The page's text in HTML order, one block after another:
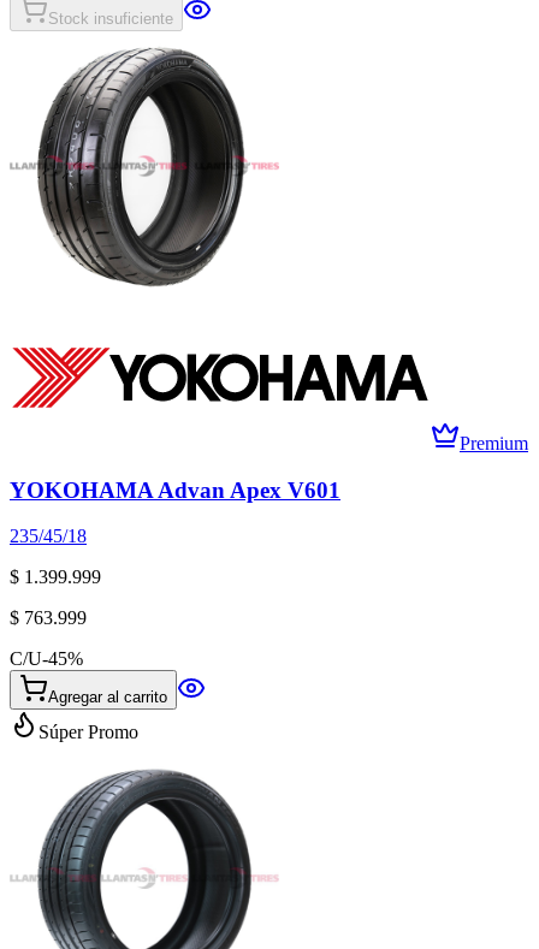
Stock insuficiente
Premium
YOKOHAMA Advan Apex V601
235/45/18
$ 1.399.999
$ 763.999
C/U-45%
Agregar al carrito
Súper Promo